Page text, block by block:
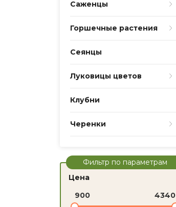
Саженцы
Горшечные растения
Сеянцы
Луковицы цветов
Клубни
Черенки
Фильтр по параметрам
Цена
900
4340